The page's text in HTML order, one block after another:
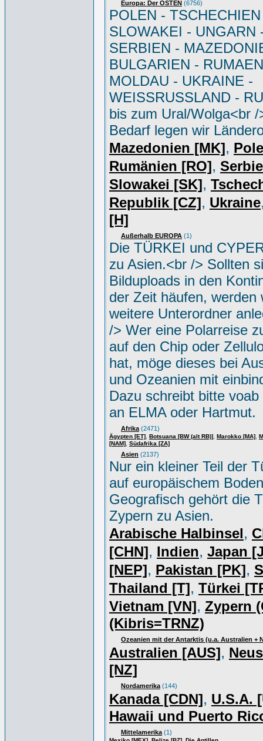
Europa: Der OSTEN (6756)
POLEN -
SLOWAKEI - UNGARN
SERBIEN -
BULGARIEN -
MOLDAU - UKRAINE -
WEISSRUSSLAND -
bis zum Ural/Wolga<br /
Bedarf legen wir
Mazedonien [MK],
Rumänien [RO],
Slowakei [SK],
Republik [CZ], Ukraine
[H]
Außerhalb EUROPA (1)
Die TÜRKEI und
zu Asien.<br /> Sollten
Bilduploads in den
der Zeit häufen, werden
weitere Unterordner
/> Wer eine Polarreise
auf den Chip oder
hat, möge dieses bei
und Ozeanien mit
Dazu schreibt bitte
an ELMA oder Hartmut.
Afrika (2471)
Ägypten [ET] Botsuana [BW (alt RB)] Marokko [MA]
[NAM] Südafrika [ZA]
Asien (2137)
Nur ein kleiner Teil der
auf europäischem
Geografisch gehört die
Zypern zu Asien.
Arabische Halbinsel,
[CHN], Indien, Japan
[NEP], Pakistan [PK],
Thailand [T], Türkei
Vietnam [VN], Zypern
(Kibris=TRNZ)
Ozeanien mit der Antarktis (u.a. Australien +
Australien [AUS],
[NZ]
Nordamerika (144)
Kanada [CDN], U.S.A.
Hawaii und Puerto
Mittelamerika (1)